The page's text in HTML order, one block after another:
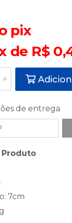
pix
de R$
de entrega
7cm